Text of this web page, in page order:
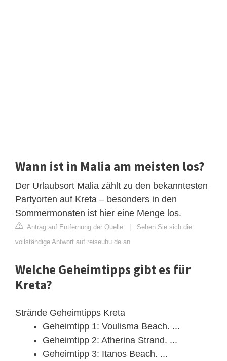
Wann ist in Malia am meisten los?
Der Urlaubsort Malia zählt zu den bekanntesten
Partyorten auf Kreta – besonders in den
Sommermonaten ist hier eine Menge los.
Antrag auf Entfernung der Quelle | Sehen Sie sich die
vollständige Antwort auf reiseuhu.de an
Welche Geheimtipps gibt es für
Kreta?
Strände Geheimtipps Kreta
Geheimtipp 1: Voulisma Beach. ...
Geheimtipp 2: Atherina Strand. ...
Geheimtipp 3: Itanos Beach. ...